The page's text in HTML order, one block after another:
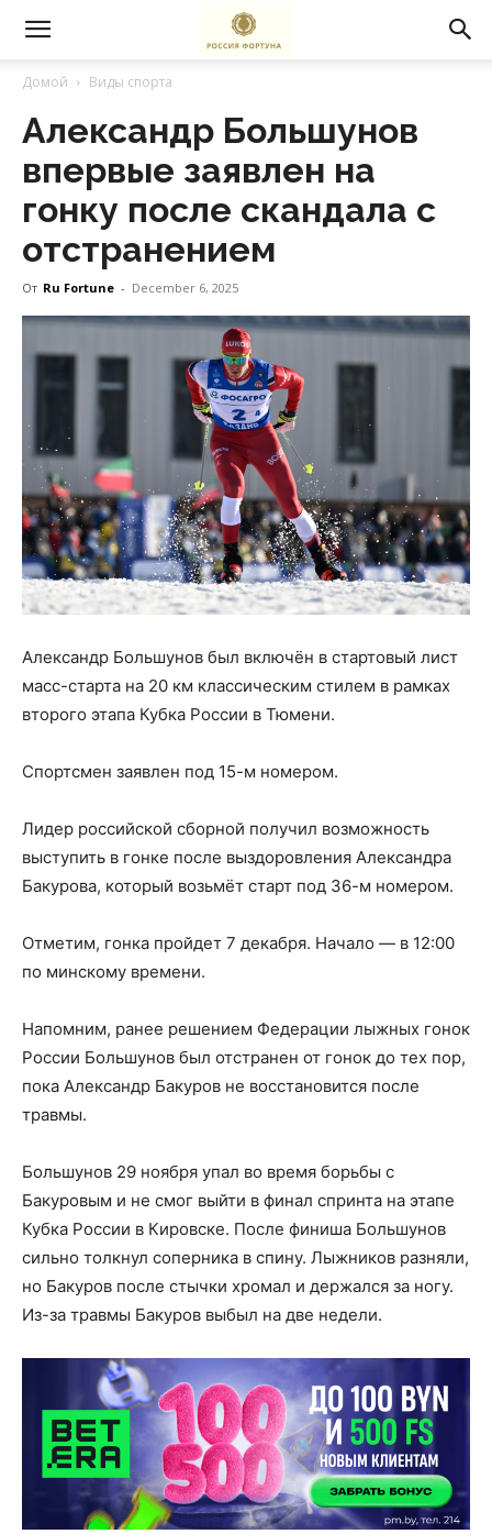
Домой Виды спорта
Александр Большунов
впервые заявлен на
гонку после скандала с
отстранением
От Ru Fortune - December 6, 2025
Александр Большунов был включён в стартовый лист
масс-старта на 20 км классическим стилем в рамках
второго этапа Кубка России в Тюмени.
Спортсмен заявлен под 15-м номером.
Лидер российской сборной получил возможность
выступить в гонке после выздоровления Александра
Бакурова, который возьмёт старт под 36-м номером.
Отметим, гонка пройдет 7 декабря. Начало — в 12:00
по минскому времени.
Напомним, ранее решением Федерации лыжных гонок
России Большунов был отстранен от гонок до тех пор,
пока Александр Бакуров не восстановится после
травмы.
Большунов 29 ноября упал во время борьбы с
Бакуровым и не смог выйти в финал спринта на этапе
Кубка России в Кировске. После финиша Большунов
сильно толкнул соперника в спину. Лыжников разняли,
но Бакуров после стычки хромал и держался за ногу.
Из-за травмы Бакуров выбыл на две недели.